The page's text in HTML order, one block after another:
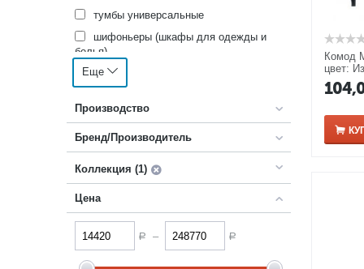
тумбы универсальные
шифоньеры (шкафы для одежды и
белья)
банкетки
журнальные столики
кресла деревянные
полки
пуфы
столы
Еще
Производство
Бренд/Производитель
Коллекция (1)
Цена
Р – Р
Комод
цвет: